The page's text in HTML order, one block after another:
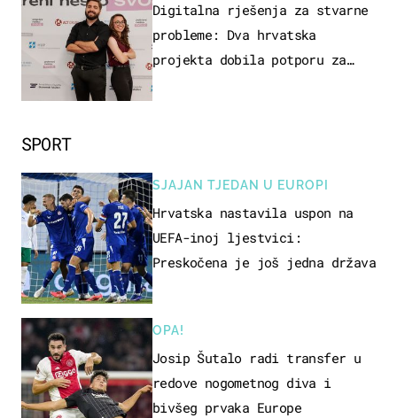
SPORT
SJAJAN TJEDAN U EUROPI
Hrvatska nastavila uspon na
UEFA-inoj ljestvici:
Preskočena je još jedna država
OPA!
Josip Šutalo radi transfer u
redove nogometnog diva i
bivšeg prvaka Europe
ZAGREB
Digitalna rješenja za stvarne
probleme: Dva hrvatska
projekta dobila potporu za